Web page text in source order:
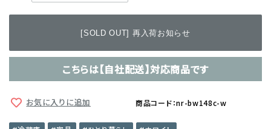
[SOLD OUT] 再入荷お知らせ
こちらは【自社配送】対応商品です
お気に入りに追加 商品コード：nr-bw148c-w